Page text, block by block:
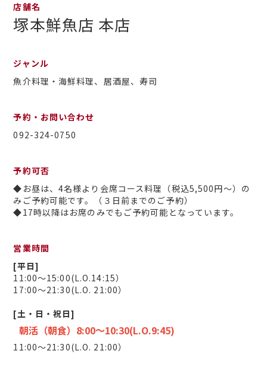
店舗名
塚本鮮魚店 本店
ジャンル
魚介料理・海鮮料理、居酒屋、寿司
予約・お問い合わせ
092-324-0750
予約可否
◆お昼は、4名様より会席コース料理（税込5,500円～）の
みご予約可能です。（３日前までのご予約）
◆17時以降はお席のみでもご予約可能となっています。
営業時間
[平日]
11:00～15:00(L.O.14:15）
17:00～21:30(L.O. 21:00）
[土・日・祝日]
朝活（朝食）8:00～10:30(L.O.9:45)
11:00～21:30(L.O. 21:00）